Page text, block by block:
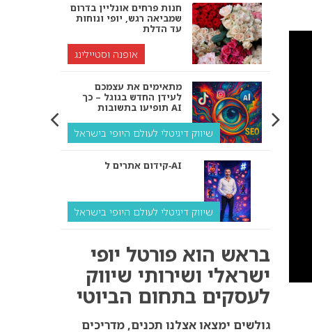
חנות פרחים אונליין בדרום
שמביאה רגש, יופי ונוחות
עד הדלת
אופנה וסטיילינג
מתאימים את עצמכם
לעידן החדש בגוגל – כך
תופיעו בתשובות AI
שיווק דיגיטלי לעולם היופי בישראל
קידום אתרים ל‑AI
שיווק דיגיטלי לעולם היופי בישראל
ולמה העסק שלך צריך
שיווק דיגיטלי לעסקים
קידום ל‑AI לעומת קידום
בראש הוא פורטל יופי
ישראלי ושירותי שיווק
לעסקים בתחום הביוטי
גולשים ימצאו אצלנו תכנים, מדריכים